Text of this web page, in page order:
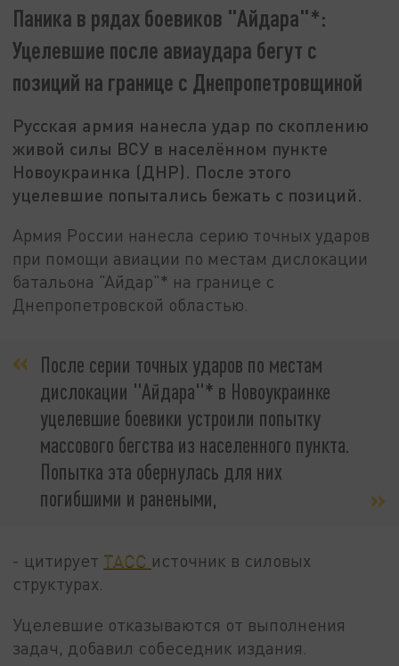
Паника в рядах боевиков "Айдара"*:
Уцелевшие после авиаудара бегут с
позиций на границе с Днепропетровщиной
Русская армия нанесла удар по скоплению
живой силы ВСУ в населённом пункте
Новоукраинка (ДНР). После этого
уцелевшие попытались бежать с позиций.
Армия России нанесла серию точных ударов
при помощи авиации по местам дислокации
батальона "Айдар"* на границе с
Днепропетровской областью.
После серии точных ударов по местам
дислокации "Айдара"* в Новоукраинке
уцелевшие боевики устроили попытку
массового бегства из населенного пункта.
Попытка эта обернулась для них
погибшими и ранеными,
- цитирует ТАСС источник в силовых
структурах.
Уцелевшие отказываются от выполнения
задач, добавил собеседник издания.